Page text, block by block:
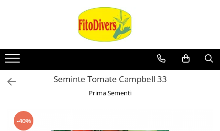
Seminte Tomate Campbell 33
Prima Sementi
-40%